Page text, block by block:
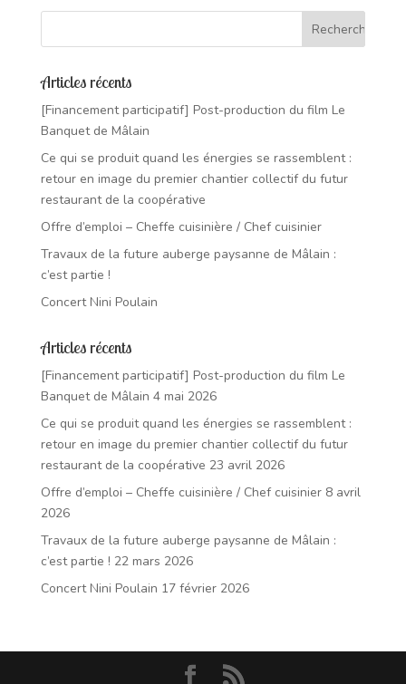
Articles récents
[Financement participatif] Post-production du film Le
Banquet de Mâlain
Ce qui se produit quand les énergies se rassemblent :
retour en image du premier chantier collectif du futur
restaurant de la coopérative
Offre d’emploi – Cheffe cuisinière / Chef cuisinier
Travaux de la future auberge paysanne de Mâlain :
c’est partie !
Concert Nini Poulain
Articles récents
[Financement participatif] Post-production du film Le
Banquet de Mâlain 4 mai 2026
Ce qui se produit quand les énergies se rassemblent :
retour en image du premier chantier collectif du futur
restaurant de la coopérative 23 avril 2026
Offre d’emploi – Cheffe cuisinière / Chef cuisinier 8 avril
2026
Travaux de la future auberge paysanne de Mâlain :
c’est partie ! 22 mars 2026
Concert Nini Poulain 17 février 2026